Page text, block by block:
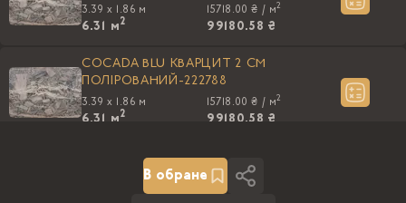
3.39 x 1.86 м
6.31 м2
15718.00 ₴ / м2
99180.58 ₴
COCADA BLU КВАРЦИТ 2 CM
ПОЛIРОВАНИЙ-222788
3.39 x 1.86 м
6.31 м2
15718.00 ₴ / м2
99180.58 ₴
COCADA BLU КВАРЦИТ 2 CM
ПОЛIРОВАНИЙ-222789
3.39 x 1.86 м 15718.00 ₴ /
В обране